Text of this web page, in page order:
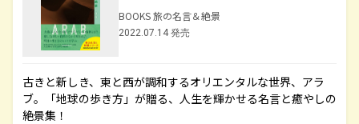
BOOKS 旅の名言＆絶景
2022.07.14 発売
古きと新しき、東と西が調和するオリエンタルな世界、アラ
ブ。「地球の歩き方」が贈る、人生を輝かせる名言と癒やしの
絶景集！